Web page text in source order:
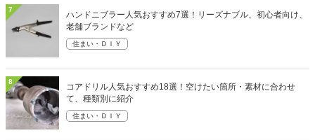
7
ハンドニブラー人気おすすめ7選！リーズナブル、初心者向け、
老舗ブランドなど
住まい・ＤＩＹ
8
コアドリル人気おすすめ18選！空けたい箇所・素材に合わせ
て、種類別に紹介
住まい・ＤＩＹ